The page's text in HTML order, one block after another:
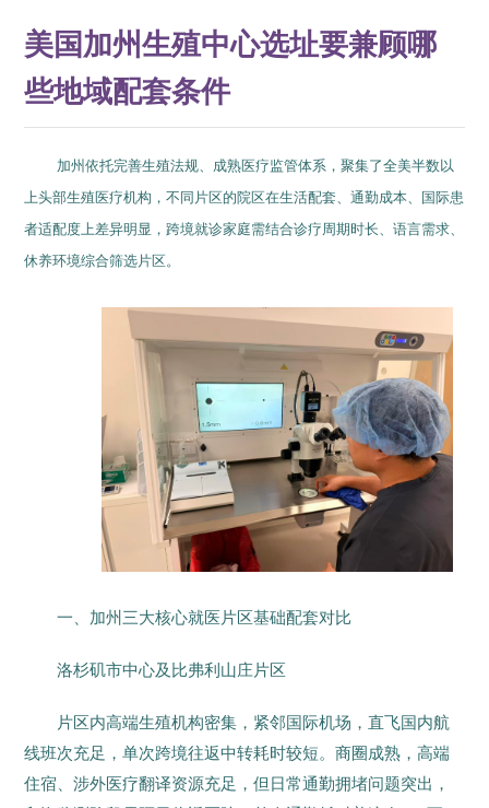
美国加州生殖中心选址要兼顾哪
些地域配套条件
加州依托完善生殖法规、成熟医疗监管体系，聚集了全美半数以
上头部生殖医疗机构，不同片区的院区在生活配套、通勤成本、国际患
者适配度上差异明显，跨境就诊家庭需结合诊疗周期时长、语言需求、
休养环境综合筛选片区。
一、加州三大核心就医片区基础配套对比
洛杉矶市中心及比弗利山庄片区
片区内高端生殖机构密集，紧邻国际机场，直飞国内航
线班次充足，单次跨境往返中转耗时较短。商圈成熟，高端
住宿、涉外医疗翻译资源充足，但日常通勤拥堵问题突出，